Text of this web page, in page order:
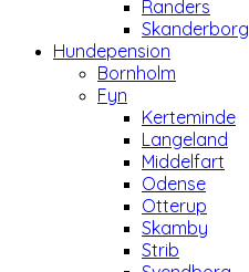
Randers
Skanderborg
Hundepension
Bornholm
Fyn
Kerteminde
Langeland
Middelfart
Odense
Otterup
Skamby
Strib